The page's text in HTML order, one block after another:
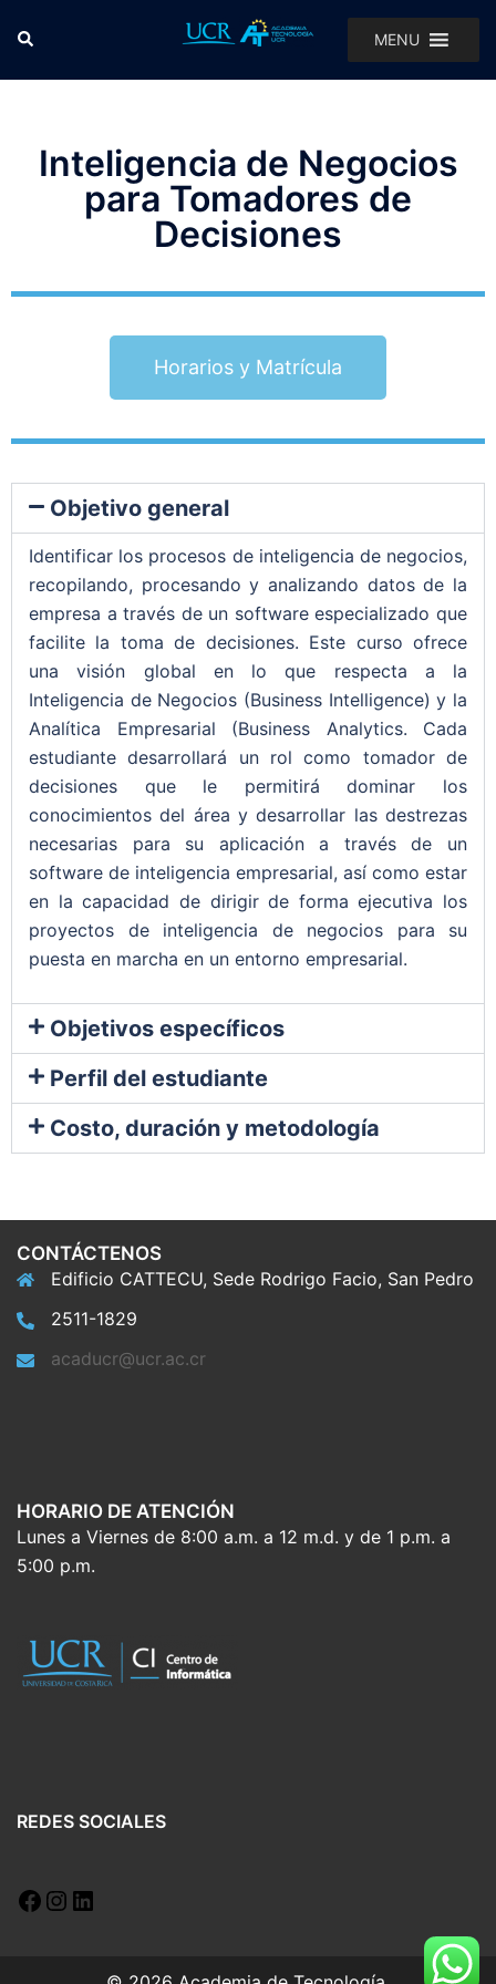
MENU
Inteligencia de Negocios
para Tomadores de
Decisiones
Horarios y Matrícula
Objetivo general
Identificar los procesos de inteligencia de negocios,
recopilando, procesando y analizando datos de la
empresa a través de un software especializado que
facilite la toma de decisiones. Este curso ofrece
una visión global en lo que respecta a la
Inteligencia de Negocios (Business Intelligence) y la
Analítica Empresarial (Business Analytics. Cada
estudiante desarrollará un rol como tomador de
decisiones que le permitirá dominar los
conocimientos del área y desarrollar las destrezas
necesarias para su aplicación a través de un
software de inteligencia empresarial, así como estar
en la capacidad de dirigir de forma ejecutiva los
proyectos de inteligencia de negocios para su
puesta en marcha en un entorno empresarial.
Objetivos específicos
Perfil del estudiante
Costo, duración y metodología
CONTÁCTENOS
Edificio CATTECU, Sede Rodrigo Facio, San Pedro
2511-1829
acaducr@ucr.ac.cr
HORARIO DE ATENCIÓN
Lunes a Viernes de 8:00 a.m. a 12 m.d. y de 1 p.m. a
5:00 p.m.
REDES SOCIALES